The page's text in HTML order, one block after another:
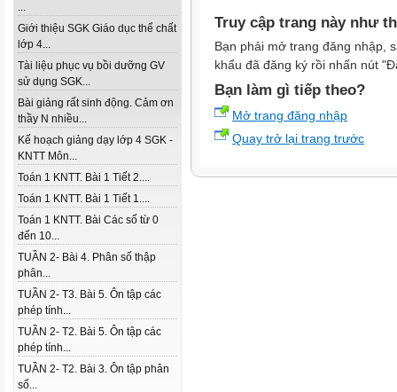
...
Giới thiệu SGK Giáo dục thể chất
lớp 4...
Tài liệu phục vụ bồi dưỡng GV
sử dụng SGK...
Bài giảng rất sinh động. Cảm ơn
thầy N nhiều...
Kế hoạch giảng dạy lớp 4 SGK -
KNTT Môn...
Toán 1 KNTT. Bài 1 Tiết 2....
Toán 1 KNTT. Bài 1 Tiết 1....
Toán 1 KNTT. Bài Các số từ 0
đến 10...
TUẦN 2- Bài 4. Phân số thập
phân...
TUẦN 2- T3. Bài 5. Ôn tập các
phép tính...
TUẦN 2- T2. Bài 5. Ôn tập các
phép tính...
TUẦN 2- T2. Bài 3. Ôn tập phân
số...
Truy cập trang này như
Bạn phải mở trang đăng nhập,
khẩu đã đăng ký rồi nhấn nút
Bạn làm gì tiếp theo?
Mở trang đăng nhập
Quay trở lại trang trước